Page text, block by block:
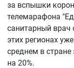
за вспышки
телемарафона
санитарный врач
этих регионах
среднем в
на 20%.